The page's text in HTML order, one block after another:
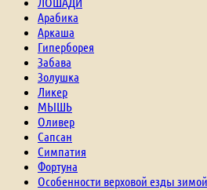
Арабика
Аркаша
Гиперборея
Забава
Золушка
Ликер
МЫШЬ
Оливер
Сапсан
Симпатия
Фортуна
Особенности верховой езды зимой